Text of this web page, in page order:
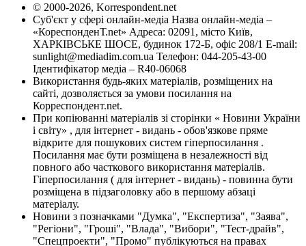
© 2000-2026, Korrespondent.net
Суб'єкт у сфері онлайн-медіа Назва онлайн-медіа –
«КореспонденТ.net» Адреса: 02091, місто Київ,
ХАРКІВСЬКЕ ШОСЕ, будинок 172-Б, офіс 208/1 E-mail:
sunlight@mediadim.com.ua Телефон: 044-205-43-00
Ідентифікатор медіа – R40-06068
Використання будь-яких матеріалів, розміщених на
сайті, дозволяється за умови посилання на
Корреспондент.net.
При копіюванні матеріалів зі сторінки « Новини України
і світу» , для інтернет - видань - обов'язкове пряме
відкрите для пошукових систем гіперпосилання .
Посилання має бути розміщена в незалежності від
повного або часткового використання матеріалів.
Гіперпосилання ( для інтернет - видань) - повинна бути
розміщена в підзаголовку або в першому абзаці
матеріалу.
Новини з позначками "Думка", "Експертиза", "Заява",
"Регіони", "Гроші", "Влада", "Вибори", "Тест-драйв",
"Спецпроекти", "Промо" публікуються на правах